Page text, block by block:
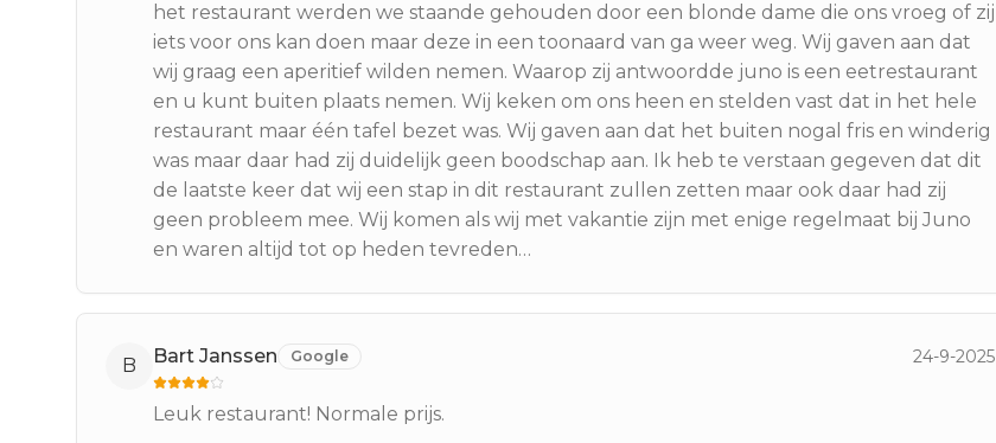
het restaurant werden we staande gehouden door een blonde dame die ons vroeg of zij
iets voor ons kan doen maar deze in een toonaard van ga weer weg. Wij gaven aan dat
wij graag een aperitief wilden nemen. Waarop zij antwoordde juno is een eetrestaurant
en u kunt buiten plaats nemen. Wij keken om ons heen en stelden vast dat in het hele
restaurant maar één tafel bezet was. Wij gaven aan dat het buiten nogal fris en winderig
was maar daar had zij duidelijk geen boodschap aan. Ik heb te verstaan gegeven dat dit
de laatste keer dat wij een stap in dit restaurant zullen zetten maar ook daar had zij
geen probleem mee. Wij komen als wij met vakantie zijn met enige regelmaat bij Juno
en waren altijd tot op heden tevreden…
B Bart Janssen Google 24-9-2025
Leuk restaurant! Normale prijs.